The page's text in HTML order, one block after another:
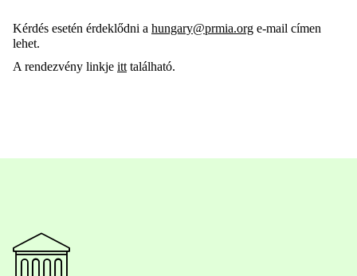
Kérdés esetén érdeklődni a hungary@prmia.org e-mail címen
lehet.
A rendezvény linkje itt található.